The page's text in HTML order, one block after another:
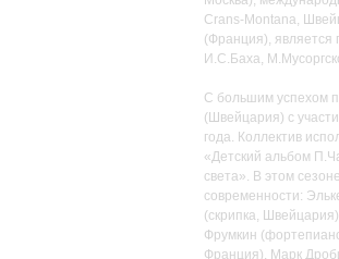
Crans-Montana,
(Франция), является
И.С.Баха,
С большим успехом
(Швейцария) с
года. Коллектив
«Детский альбом
света». В этом
современности:
(скрипка,
Фрумкин
Франция), Марк